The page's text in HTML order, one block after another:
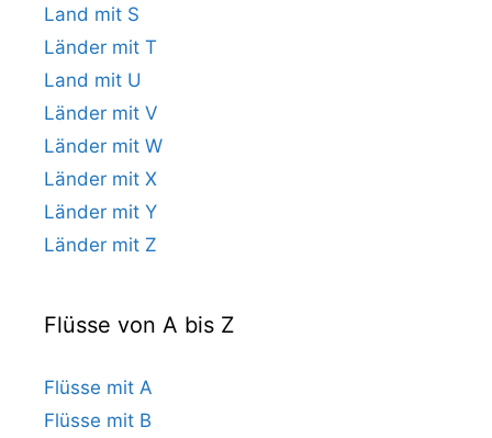
Land mit S
Länder mit T
Land mit U
Länder mit V
Länder mit W
Länder mit X
Länder mit Y
Länder mit Z
Flüsse von A bis Z
Flüsse mit A
Flüsse mit B